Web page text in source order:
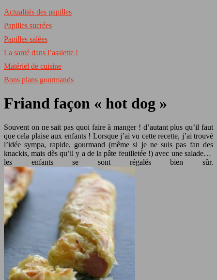
Actualités des papilles
Papilles sucrées
Papilles salées
La santé dans l’assiette !
Matériel de cuisine
Bons plans gourmands
Friand façon « hot dog »
Souvent on ne sait pas quoi faire à manger ! d’autant plus qu’il faut
que cela plaise aux enfants ! Lorsque j’ai vu cette recette, j’ai trouvé
l’idée sympa, rapide, gourmand (même si je ne suis pas fan des
knackis, mais dès qu’il y a de la pâte feuilletée !) avec une salade…
les enfants se sont régalés bien sûr.